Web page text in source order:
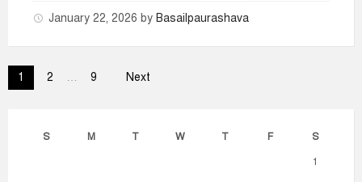
January 22, 2026 by Basailpaurashava
Posts
pagination
1 2 … 9 Next
S M T W T F S
1